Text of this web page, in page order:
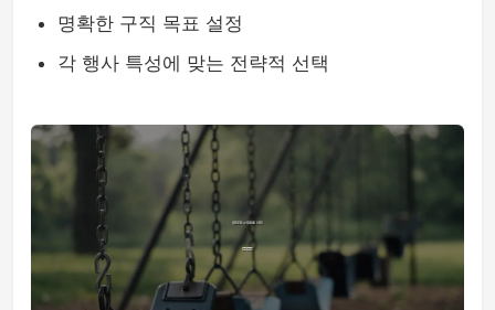
명확한 구직 목표 설정
각 행사 특성에 맞는 전략적 선택